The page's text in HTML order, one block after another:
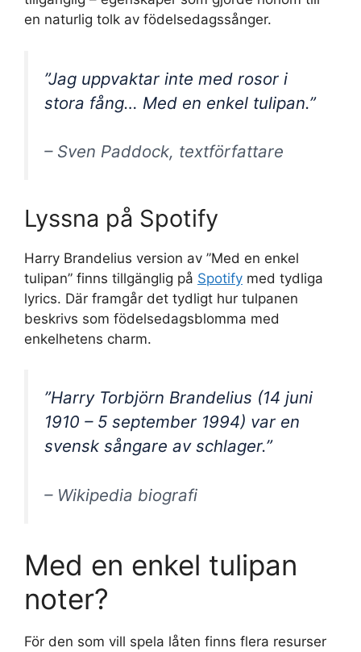
en naturlig tolk av födelsedagssånger.
”Jag uppvaktar inte med rosor i
stora fång… Med en enkel tulipan.”
– Sven Paddock, textförfattare
Lyssna på Spotify
Harry Brandelius version av ”Med en enkel
tulipan” finns tillgänglig på Spotify med tydliga
lyrics. Där framgår det tydligt hur tulpanen
beskrivs som födelsedagsblomma med
enkelhetens charm.
”Harry Torbjörn Brandelius (14 juni
1910 – 5 september 1994) var en
svensk sångare av schlager.”
– Wikipedia biografi
Med en enkel tulipan
noter?
För den som vill spela låten finns flera resurser